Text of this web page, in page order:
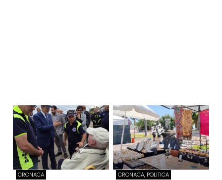
CRONACA CRONACA, POLITICA